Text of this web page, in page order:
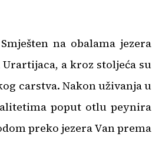
na obalama jezera
a kroz stoljeća su
carstva. Nakon uživanja u
poput otlu peynira
preko jezera Van prema